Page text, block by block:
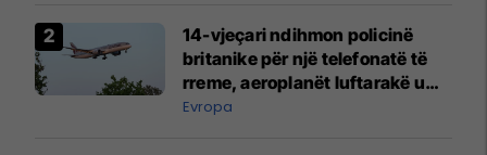
14-vjeçari ndihmon policinë
britanike për një telefonatë të
rreme, aeroplanët luftarakë u
ngritën në ajër për të
Evropa